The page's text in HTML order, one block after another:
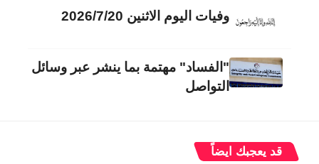
وفيات اليوم الاثنين 2026/7/20
"الفساد" مهتمة بما ينشر عبر وسائل
التواصل
قد يعجبك ايضاً